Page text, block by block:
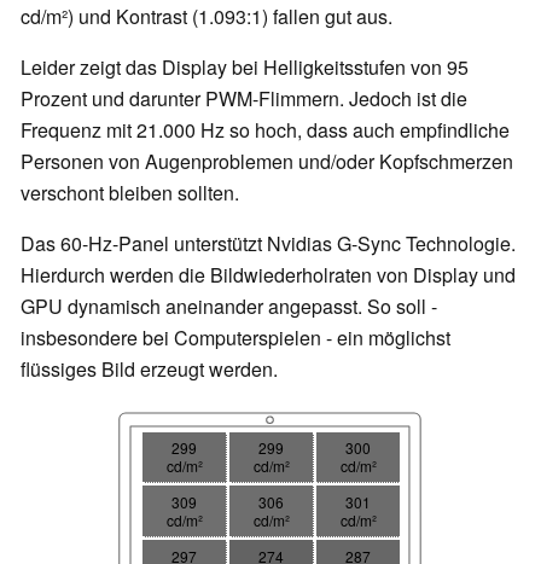
cd/m²) und Kontrast (1.093:1) fallen gut aus.
Leider zeigt das Display bei Helligkeitsstufen von 95
Prozent und darunter PWM-Flimmern. Jedoch ist die
Frequenz mit 21.000 Hz so hoch, dass auch empfindliche
Personen von Augenproblemen und/oder Kopfschmerzen
verschont bleiben sollten.
Das 60-Hz-Panel unterstützt Nvidias G-Sync Technologie.
Hierdurch werden die Bildwiederholraten von Display und
GPU dynamisch aneinander angepasst. So soll -
insbesondere bei Computerspielen - ein möglichst
flüssiges Bild erzeugt werden.
299
cd/m²
299
cd/m²
300
cd/m²
309
cd/m²
306
cd/m²
301
cd/m²
297
274
287